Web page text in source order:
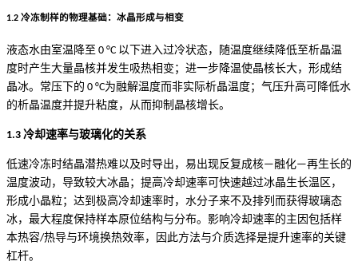
1.2 冷冻制样的物理基础：冰晶形成与相变
液态水由室温降至 0 °C 以下进入过冷状态，随温度继续降低至析晶温
度时产生大量晶核并发生吸热相变；进一步降温使晶核长大，形成结
晶冰。常压下的 0 °C为融解温度而非实际析晶温度；气压升高可降低水
的析晶温度并提升粘度，从而抑制晶核增长。
1.3 冷却速率与玻璃化的关系
低速冷冻时结晶潜热难以及时导出，易出现反复成核—融化—再生长的
温度波动，导致较大冰晶；提高冷却速率可快速越过冰晶生长温区，
形成小晶粒；达到极高冷却速率时，水分子来不及排列而获得玻璃态
冰，最大程度保持样本原位结构与分布。影响冷却速率的主因包括样
本热容/热导与环境换热效率，因此方法与介质选择是提升速率的关键
杠杆。